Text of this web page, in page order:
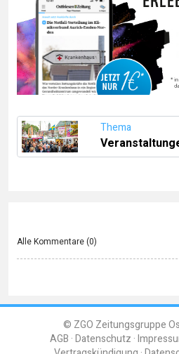
Thema
Alle Kommentare (0)
© ZGO Zeitungsgruppe
AGB Datenschutz